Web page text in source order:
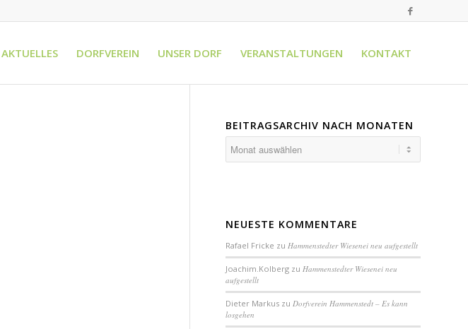
AKTUELLES DORFVEREIN UNSER DORF VERANSTALTUNGEN KONTAKT
BEITRAGSARCHIV NACH MONATEN
NEUESTE KOMMENTARE
Rafael Fricke zuHammenstedter Wiesenei neu aufgestellt
Joachim.Kolberg zuHammenstedter Wiesenei neu
aufgestellt
Dieter Markus zuDorfverein Hammenstedt – Es kann
losgehen